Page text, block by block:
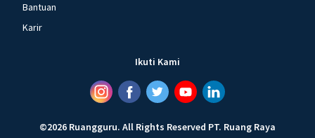
Bantuan
Karir
Ikuti Kami
©2026 Ruangguru. All Rights Reserved PT. Ruang Raya